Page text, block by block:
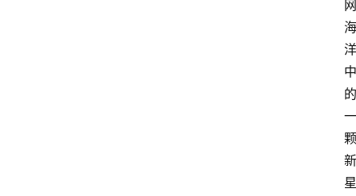
网
海
洋
中
的
一
颗
新
星